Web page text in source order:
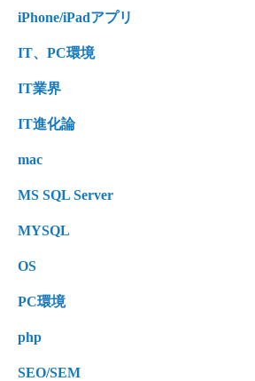
iPhone/iPadアプリ
IT、PC環境
IT業界
IT進化論
mac
MS SQL Server
MYSQL
OS
PC環境
php
SEO/SEM